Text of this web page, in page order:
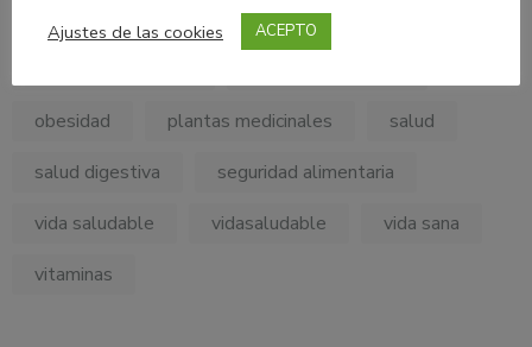
nutrición emocional
obesidad
plantas medicinales
salud
salud digestiva
seguridad alimentaria
vida saludable
vidasaludable
vida sana
vitaminas
Ajustes de las cookies
ACEPTO